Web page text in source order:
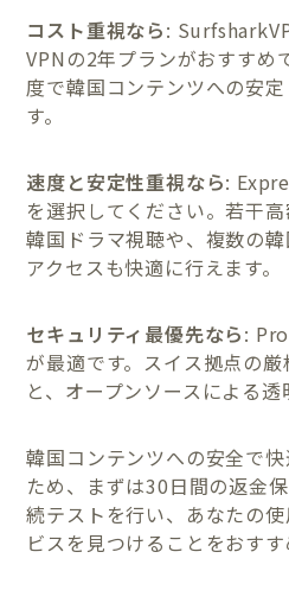
コスト重視なら:
VPNの2年プランがおすすめ
度で韓国コンテンツへの安
す。
速度と安定性重視なら:
を選択してください。若干
韓国ドラマ視聴や、複数の
アクセスも快適に行えます。
セキュリティ最優先なら:
が最適です。スイス拠点の
と、オープンソースによる透
韓国コンテンツへの安全で
ため、まずは30日間の返金
続テストを行い、あなたの
ビスを見つけることをおすす